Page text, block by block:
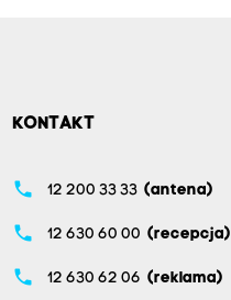
KONTAKT
phone 12 200 33 33 (antena)
phone 12 630 60 00 (recepcja)
phone 12 630 62 06 (reklama)